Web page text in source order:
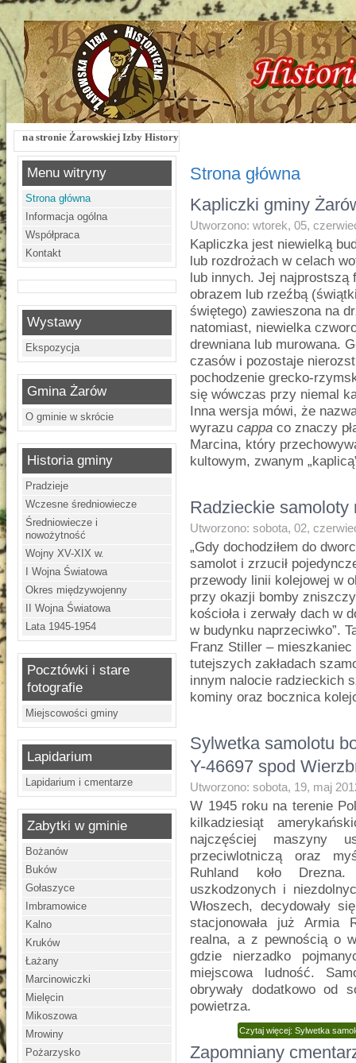
Izby Historycznej !!! Żarowska Izba Historyczna, ul. Dworcowa 3 !!!
Menu witryny
Strona główna
Informacja ogólna
Współpraca
Kontakt
Wystawy
Ekspozycja
Gmina Żarów
O gminie w skrócie
Historia gminy
Pradzieje
Wczesne średniowiecze
Średniowiecze i
nowożytność
Wojny XV-XIX w.
I Wojna Światowa
Okres międzywojenny
II Wojna Światowa
Lata 1945-1954
Pocztówki i stare
fotografie
Miejscowości gminy
Lapidarium
Lapidarium i cmentarze
Zabytki w gminie
Bożanów
Buków
Gołaszyce
Imbramowice
Kalno
Kruków
Łażany
Marcinowiczki
Mielęcin
Mikoszowa
Mrowiny
Pożarzysko
Strona główna
Kapliczki gminy
Utworzono: wtorek, 05,
Kapliczka jest niewielką
lub rozdrożach w celach
lub innych. Jej najprostszą
obrazem lub rzeźbą
świętego) zawieszona na
natomiast, niewielka
drewniana lub murowana.
czasów i pozostaje
pochodzenie grecko-
się wówczas przy niemal
Inna wersja mówi, że
wyrazu cappa co znaczy
Marcina, który
kultowym, zwanym
Radzieckie samoloty
Utworzono: sobota, 02,
„Gdy dochodziłem do
samolot i zrzucił
przewody linii kolejowej w
przy okazji bomby
kościoła i zerwały dach w
w budynku naprzeciwko”.
Franz Stiller –
tutejszych zakładach
innym nalocie radzieckich
kominy oraz bocznica
Sylwetka samolotu
Y-46697 spod
Utworzono: sobota, 19, maj
W 1945 roku na terenie
kilkadziesiąt
najczęściej maszyny
przeciwlotniczą oraz
Ruhland koło Drezna.
uszkodzonych i
Włoszech, decydowały
stacjonowała już Armia
realna, a z pewnością o
gdzie nierzadko
miejscowa ludność.
obrywały dodatkowo
powietrza.
Czytaj więcej: Sylwetka
Zapomniany